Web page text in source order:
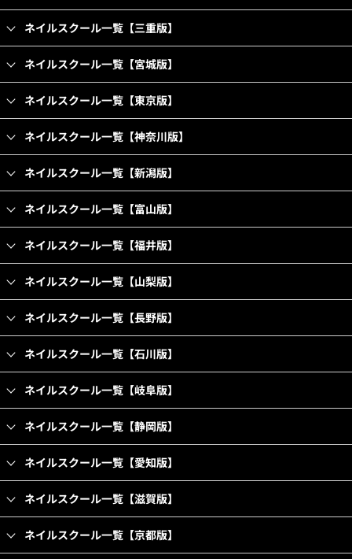
ネイルスクール一覧【三重版】
ネイルスクール一覧【宮城版】
ネイルスクール一覧【東京版】
ネイルスクール一覧【神奈川版】
ネイルスクール一覧【新潟版】
ネイルスクール一覧【富山版】
ネイルスクール一覧【福井版】
ネイルスクール一覧【山梨版】
ネイルスクール一覧【長野版】
ネイルスクール一覧【石川版】
ネイルスクール一覧【岐阜版】
ネイルスクール一覧【静岡版】
ネイルスクール一覧【愛知版】
ネイルスクール一覧【滋賀版】
ネイルスクール一覧【京都版】